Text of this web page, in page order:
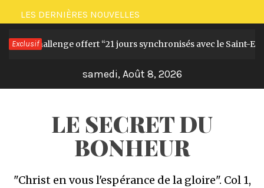
Passer
au
contenu
LES DERNIÈRES NOUVELLES
Exclusif
et le Challenge offert “21 jours synchronisés avec le Saint-
samedi, Août 8, 2026
LE SECRET DU
BONHEUR
"Christ en vous l'espérance de la gloire". Col 1,